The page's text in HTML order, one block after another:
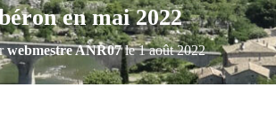
n
a
v
i
g
a
en mai 2022
webmestre ANR07le1 août 2022